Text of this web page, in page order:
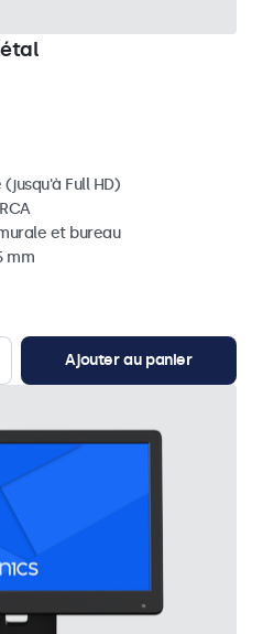
Full HD)
et bureau
mm
Ajouter au panier